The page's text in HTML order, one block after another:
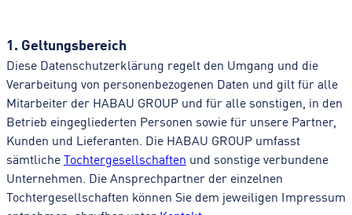
1. Geltungsbereich
Diese Datenschutzerklärung regelt den Umgang und die
Verarbeitung von personenbezogenen Daten und gilt für alle
Mitarbeiter der HABAU GROUP und für alle sonstigen, in den
Betrieb eingegliederten Personen sowie für unsere Partner,
Kunden und Lieferanten. Die HABAU GROUP umfasst
sämtlicheTochtergesellschaften und sonstige verbundene
Unternehmen. Die Ansprechpartner der einzelnen
Tochtergesellschaften können Sie dem jeweiligen Impressum